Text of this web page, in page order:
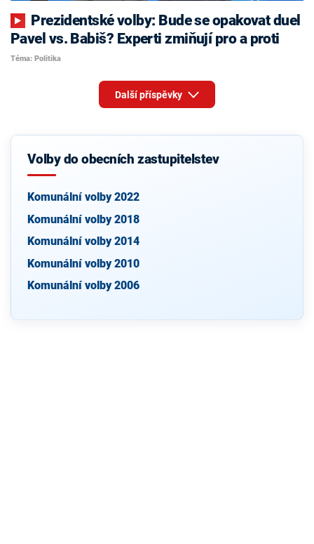
Pavel vs. Babiš? Experti zmiňují pro a proti
Téma: Politika
Další příspěvky
Volby do obecních zastupitelstev
Komunální volby 2022
Komunální volby 2018
Komunální volby 2014
Komunální volby 2010
Komunální volby 2006